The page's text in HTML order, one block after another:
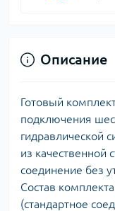
Описание
Готовый
подключения
гидравлической
из качественной
соединение без
Состав
(стандартное